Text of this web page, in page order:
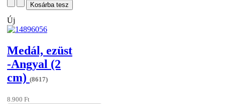
Új
Medál, ezüst
-Angyal (2
cm) (8617)
8.900 Ft